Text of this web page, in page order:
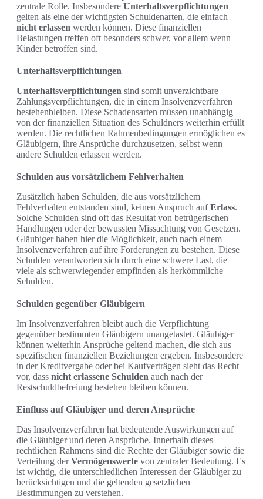
zentrale Rolle. Insbesondere Unterhaltsverpflichtungen
gelten als eine der wichtigsten Schuldenarten, die einfach
nicht erlassen werden können. Diese finanziellen
Belastungen treffen oft besonders schwer, vor allem wenn
Kinder betroffen sind.
Unterhaltsverpflichtungen
Unterhaltsverpflichtungen sind somit unverzichtbare
Zahlungsverpflichtungen, die in einem Insolvenzverfahren
bestehenbleiben. Diese Schadensarten müssen unabhängig
von der finanziellen Situation des Schuldners weiterhin erfüllt
werden. Die rechtlichen Rahmenbedingungen ermöglichen es
Gläubigern, ihre Ansprüche durchzusetzen, selbst wenn
andere Schulden erlassen werden.
Schulden aus vorsätzlichem Fehlverhalten
Zusätzlich haben Schulden, die aus vorsätzlichem
Fehlverhalten entstanden sind, keinen Anspruch aufErlass.
Solche Schulden sind oft das Resultat von betrügerischen
Handlungen oder der bewussten Missachtung von Gesetzen.
Gläubiger haben hier die Möglichkeit, auch nach einem
Insolvenzverfahren auf ihre Forderungen zu bestehen. Diese
Schulden verantworten sich durch eine schwere Last, die
viele als schwerwiegender empfinden als herkömmliche
Schulden.
Schulden gegenüber Gläubigern
Im Insolvenzverfahren bleibt auch die Verpflichtung
gegenüber bestimmten Gläubigern unangetastet. Gläubiger
können weiterhin Ansprüche geltend machen, die sich aus
spezifischen finanziellen Beziehungen ergeben. Insbesondere
in der Kreditvergabe oder bei Kaufverträgen sieht das Recht
vor, dass nicht erlassene Schulden auch nach der
Restschuldbefreiung bestehen bleiben können.
Einfluss auf Gläubiger und deren Ansprüche
Das Insolvenzverfahren hat bedeutende Auswirkungen auf
die Gläubiger und deren Ansprüche. Innerhalb dieses
rechtlichen Rahmens sind die Rechte der Gläubiger sowie die
Verteilung derVermögenswerte von zentraler Bedeutung. Es
ist wichtig, die unterschiedlichen Interessen der Gläubiger zu
berücksichtigen und die geltenden gesetzlichen
Bestimmungen zu verstehen.